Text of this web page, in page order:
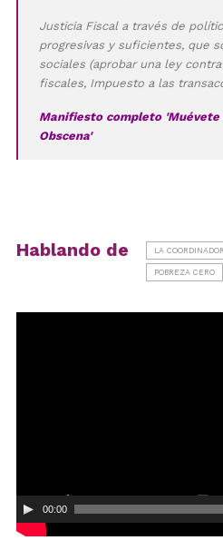
Justicia Fiscal a través de
progresivas y suficientes, que
sociales (aprobar una ley
fiscales, Impuesto a las
Manifiesto completo 'Muévete
Obscena'
Hablando de LA
POBREZA CERO
00:00